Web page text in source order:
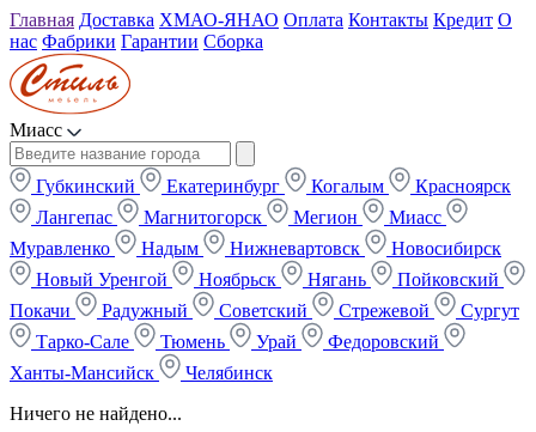
Главная Доставка ХМАО-ЯНАО Оплата Контакты Кредит О
нас Фабрики Гарантии Сборка
Миасс
Губкинский Екатеринбург Когалым
Красноярск
Лангепас
Магнитогорск Мегион
Миасс
Муравленко
Надым Нижневартовск
Новосибирск
Новый Уренгой
Ноябрьск Нягань
Пойковский
Покачи
Радужный Советский Стрежевой
Сургут
Тарко-Сале
Тюмень Урай
Федоровский
Ханты-Мансийск
Челябинск
Ничего не найдено...